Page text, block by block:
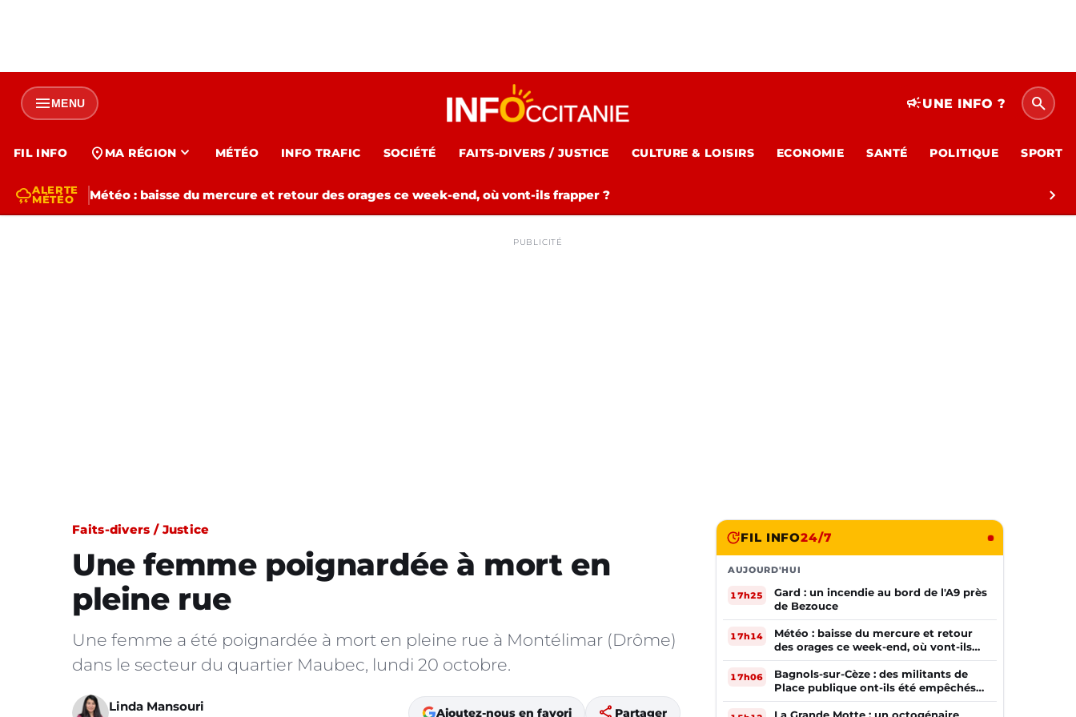
menuMENU campaignUNE INFO ? search
FIL INFO location_on MA RÉGION expand_more MÉTÉO INFO TRAFIC SOCIÉTÉ FAITS-DIVERS / JUSTICE CULTURE & LOISIRS ECONOMIE SANTÉ POLITIQUE SPORT
thunderstormALERTE
MÉTÉO
Météo : baisse du mercure et retour des orages ce week-end, où vont-ils frapper ? chevron_right
PUBLICITÉ
Faits-divers / Justice
Une femme poignardée à mort en
pleine rue
Une femme a été poignardée à mort en pleine rue à Montélimar (Drôme)
dans le secteur du quartier Maubec, lundi 20 octobre.
Linda Mansouri Ajoutez-nous en favori share Partager
FIL INFO24/7
AUJOURD'HUI
17h25
Gard : un incendie au bord de l'A9 près
de Bezouce
17h14
Météo : baisse du mercure et retour
des orages ce week-end, où vont-ils
frapper ?
17h06
Bagnols-sur-Cèze : des militants de
Place publique ont-ils été empêchés
de tracter par la mairie ?